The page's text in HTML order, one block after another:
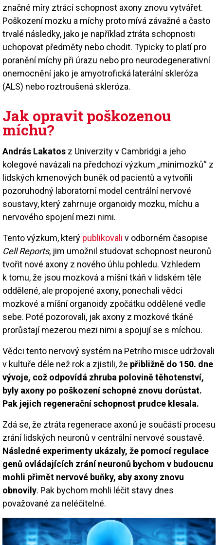
značné míry ztrácí schopnost axony znovu vytvářet.
Poškození mozku a míchy proto mívá závažné a často
trvalé následky, jako je například ztráta schopnosti
uchopovat předměty nebo chodit. Typicky to platí pro
poranění míchy při úrazu nebo pro neurodegenerativní
onemocnění jako je amyotrofická laterální skleróza
(ALS) nebo roztroušená skleróza.
Jak opravit poškozenou
míchu?
András Lakatos z Univerzity v Cambridgi a jeho
kolegové navázali na předchozí výzkum „minimozků“ z
lidských kmenových buněk od pacientů a vytvořili
pozoruhodný laboratorní model centrální nervové
soustavy, který zahrnuje organoidy mozku, míchu a
nervového spojení mezi nimi.
Tento výzkum, který publikovali v odborném časopise
Cell Reports, jim umožnil studovat schopnost neuronů
tvořit nové axony z nového úhlu pohledu. Vzhledem
k tomu, že jsou mozková a míšní tkáň v lidském těle
oddělené, ale propojené axony, ponechali vědci
mozkové a míšní organoidy zpočátku oddělené vedle
sebe. Poté pozorovali, jak axony z mozkové tkáně
prorůstají mezerou mezi nimi a spojují se s míchou.
Vědci tento nervový systém na Petriho misce udržovali
v kultuře déle než rok a zjistili, že přibližně do 150. dne
vývoje, což odpovídá zhruba polovině těhotenství,
byly axony po poškození schopné znovu dorůstat.
Pak jejich regenerační schopnost prudce klesala.
Zdá se, že ztráta regenerace axonů je součástí procesu
zrání lidských neuronů v centrální nervové soustavě.
Následné experimenty ukázaly, že pomocí regulace
genů ovládajících zrání neuronů bychom v budoucnu
mohli přimět nervové buňky, aby axony znovu
obnovily. Pak bychom mohli léčit stavy dnes
považované za neléčitelné.
Image